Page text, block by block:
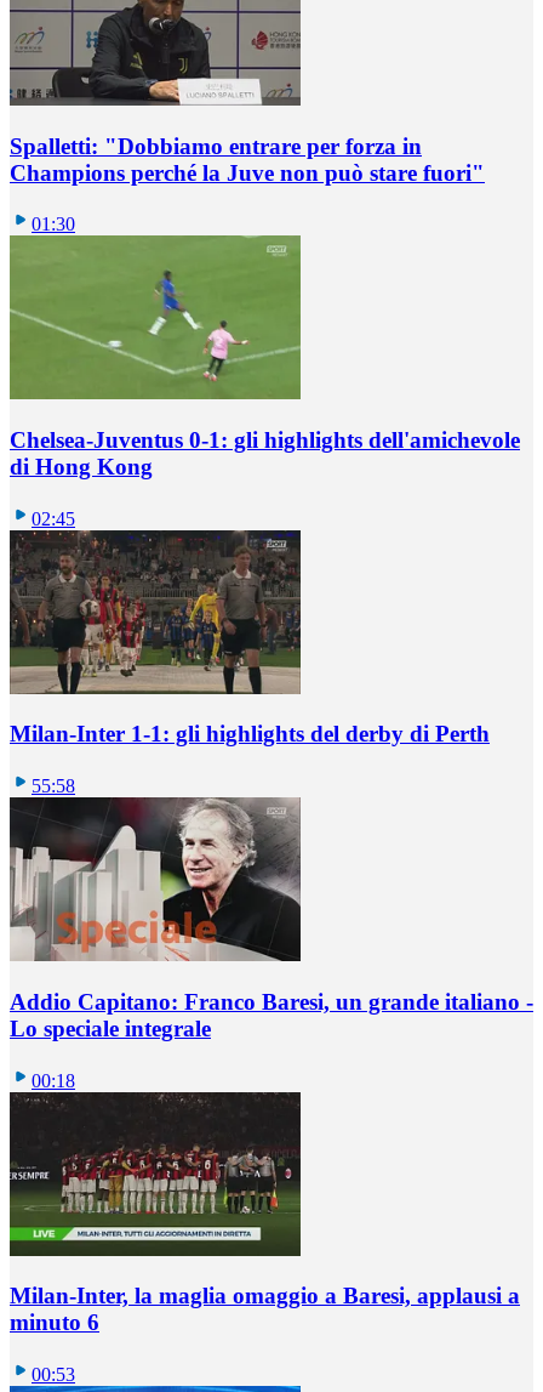
Spalletti: "Dobbiamo entrare per forza in
Champions perché la Juve non può stare fuori"
01:30
Chelsea-Juventus 0-1: gli highlights dell'amichevole
di Hong Kong
02:45
Milan-Inter 1-1: gli highlights del derby di Perth
55:58
Addio Capitano: Franco Baresi, un grande italiano -
Lo speciale integrale
00:18
Milan-Inter, la maglia omaggio a Baresi, applausi a
minuto 6
00:53